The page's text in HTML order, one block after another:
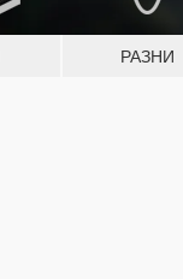
РАЗНИ